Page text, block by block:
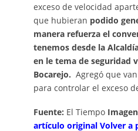
exceso de velocidad
que hubieran podido
manera refuerza el
tenemos desde la
en le tema de seguridad
Bocarejo. Agregó que
para controlar el exceso
Fuente: El Tiempo
artículo original Volver a